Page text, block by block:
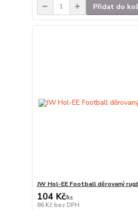
Přidat do
JW Hol-EE Football děrovaný
104 Kč/ks
86 Kč bez DPH